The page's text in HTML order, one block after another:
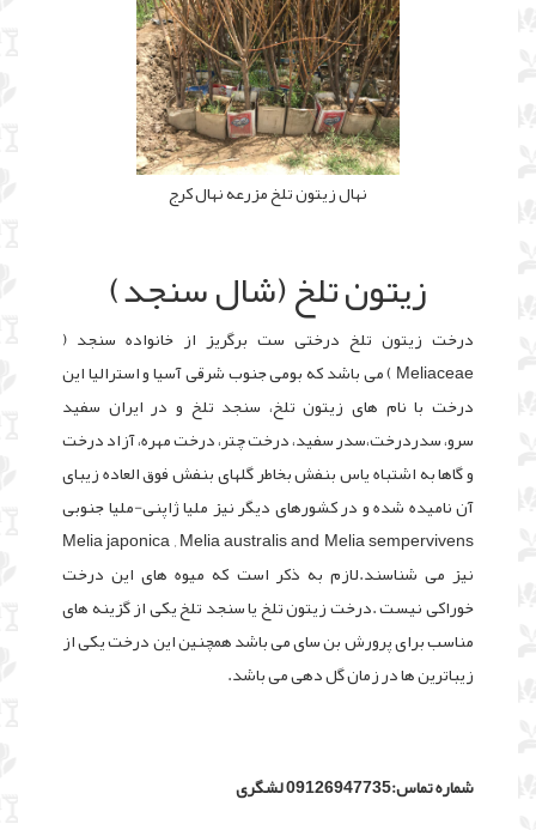
نهال زیتون تلخ مزرعه نهال کرج
زیتون تلخ (شال سنجد)
درخت زیتون تلخ درختی ست برگریز از خانواده سنجد (
Meliaceae ) می باشد که بومی جنوب شرقی آسیا و استرالیا این
درخت با نام های زیتون تلخ، سنجد تلخ و در ایران سفید
سرو، سدردرخت،سدر سفید، درخت چتر، درخت مهره، آزاد درخت
و گاها به اشتباه یاس بنفش بخاطر گلهای بنفش فوق العاده زیبای
آن نامیده شده و در کشورهای دیگر نیز ملیا ژاپنی-ملیا جنوبی
Melia japonica , Melia australis and Melia sempervivens
نیز می شناسند.لازم به ذکر است که میوه های این درخت
خوراکی نیست .درخت زیتون تلخ یا سنجد تلخ یکی از گزینه های
مناسب برای پرورش بن سای می باشد همچنین این درخت یکی از
زیباترین ها در زمان گل دهی می باشد.
شماره تماس:09126947735 لشگری